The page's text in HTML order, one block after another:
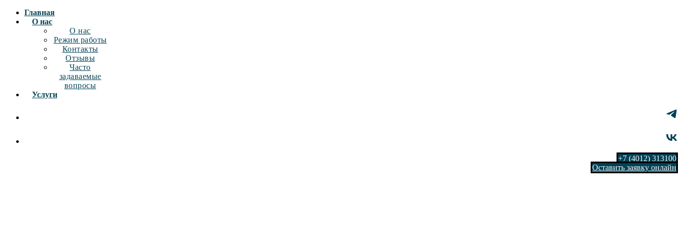
Главная
О нас
О нас
Режим работы
Контакты
Отзывы
Часто
задаваемые
вопросы
Услуги
+7 (4012) 313100
Оставить заявку онлайн